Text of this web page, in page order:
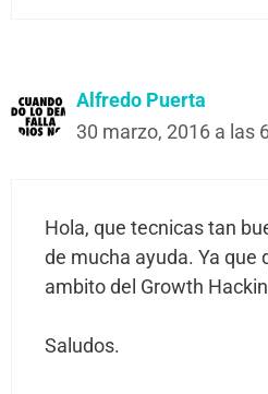
Alfredo Puerta
30 marzo, 2016 a las
Hola, que tecnicas tan
de mucha ayuda. Ya que
ambito del Growth
Saludos.